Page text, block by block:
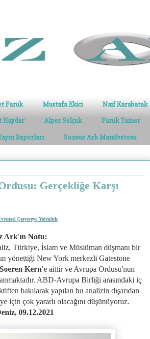
Faruk Mustafa Ekici Naif Karabatak
Haydar Alper Selçuk Faruk Tamer
Raporları Sonsuz Ark Manifestosu
Gerçekliğe Karşı
Çerçeveye Yolculuk
Ark'ın Notu:
Türkiye, İslam ve Müslüman düşmanı bir
yönettiği New York merkezli Gatestone
Soeren Kern'e aittir ve Avrupa Ordusu'nun
ABD-Avrupa Birliği arasındaki iç
bakılarak yapılan bu analizin dışarıdan
için çok yararlı olacağını düşünüyoruz.
09.12.2021